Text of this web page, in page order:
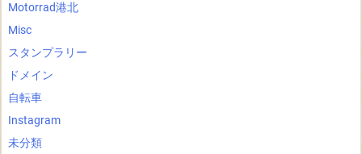
Motorrad港北
Misc
スタンプラリー
ドメイン
自転車
Instagram
未分類